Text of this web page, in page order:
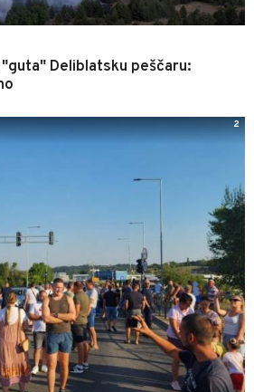
Deliblatsku peščaru:
2